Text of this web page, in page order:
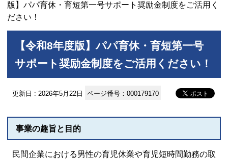
版】パパ育休・育短第一号サポート奨励金制度をご活用く
ださい！
【令和8年度版】パパ育休・育短第一号
サポート奨励金制度をご活用ください！
更新日 : 2026年5月22日 ページ番号：000179170
事業の趣旨と目的
民間企業における男性の育児休業や育児短時間勤務の取